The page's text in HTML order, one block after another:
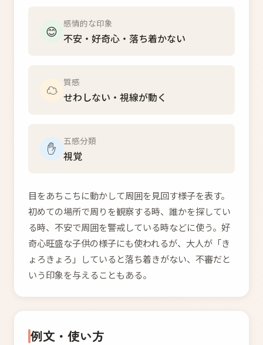
😊 感情的な印象
不安・好奇心・落ち着かない
☁️ 質感
せわしない・視線が動く
✋ 五感分類
視覚
目をあちこちに動かして周囲を見回す様子を表す。
初めての場所で周りを観察する時、誰かを探してい
る時、不安で周囲を警戒している時などに使う。好
奇心旺盛な子供の様子にも使われるが、大人が「き
ょろきょろ」していると落ち着きがない、不審だと
いう印象を与えることもある。
例文・使い方